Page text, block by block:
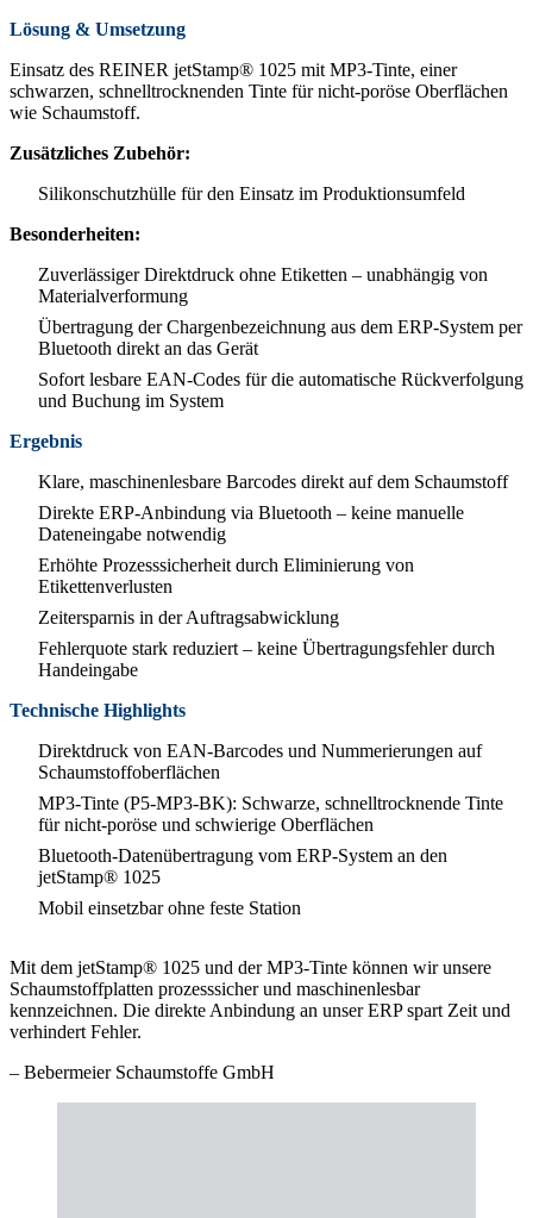
Lösung & Umsetzung
Einsatz des REINER jetStamp® 1025 mit MP3-Tinte, einer
schwarzen, schnelltrocknenden Tinte für nicht-poröse Oberflächen
wie Schaumstoff.
Zusätzliches Zubehör:
Silikonschutzhülle für den Einsatz im Produktionsumfeld
Besonderheiten:
Zuverlässiger Direktdruck ohne Etiketten – unabhängig von
Materialverformung
Übertragung der Chargenbezeichnung aus dem ERP-System per
Bluetooth direkt an das Gerät
Sofort lesbare EAN-Codes für die automatische Rückverfolgung
und Buchung im System
Ergebnis
Klare, maschinenlesbare Barcodes direkt auf dem Schaumstoff
Direkte ERP-Anbindung via Bluetooth – keine manuelle
Dateneingabe notwendig
Erhöhte Prozesssicherheit durch Eliminierung von
Etikettenverlusten
Zeitersparnis in der Auftragsabwicklung
Fehlerquote stark reduziert – keine Übertragungsfehler durch
Handeingabe
Technische Highlights
Direktdruck von EAN-Barcodes und Nummerierungen auf
Schaumstoffoberflächen
MP3-Tinte (P5-MP3-BK): Schwarze, schnelltrocknende Tinte
für nicht-poröse und schwierige Oberflächen
Bluetooth-Datenübertragung vom ERP-System an den
jetStamp® 1025
Mobil einsetzbar ohne feste Station
Mit dem jetStamp® 1025 und der MP3-Tinte können wir unsere
Schaumstoffplatten prozesssicher und maschinenlesbar
kennzeichnen. Die direkte Anbindung an unser ERP spart Zeit und
verhindert Fehler.
– Bebermeier Schaumstoffe GmbH